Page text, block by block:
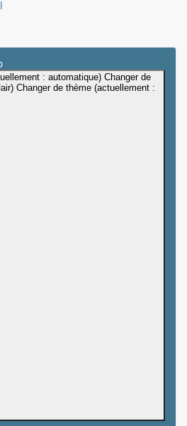
: automatique) Changer de
Changer de thème (actuellement :